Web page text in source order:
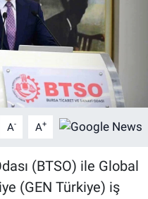
A- A+
(BTSO) ile Global
(GEN Türkiye) iş